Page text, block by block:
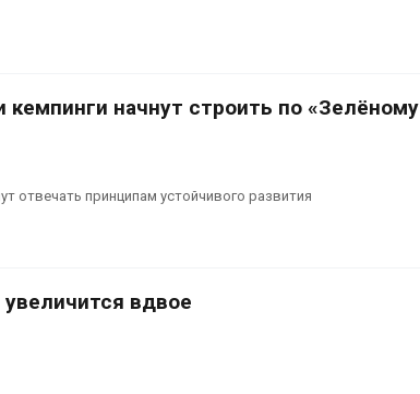
кемпинги начнут строить по «Зелёному
отвечать принципам устойчивого развития
вдвое